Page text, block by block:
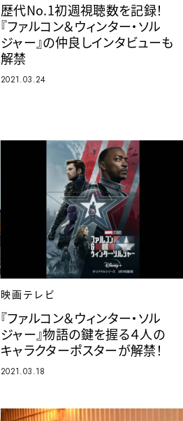
歴代No.1初週視聴数を記録！
『ファルコン＆ウィンター・ソル
ジャー』の仲良しインタビューも
解禁
2021.03.24
映画テレビ
『ファルコン＆ウィンター・ソル
ジャー』物語の鍵を握る４人の
キャラクターポスターが解禁！
2021.03.18